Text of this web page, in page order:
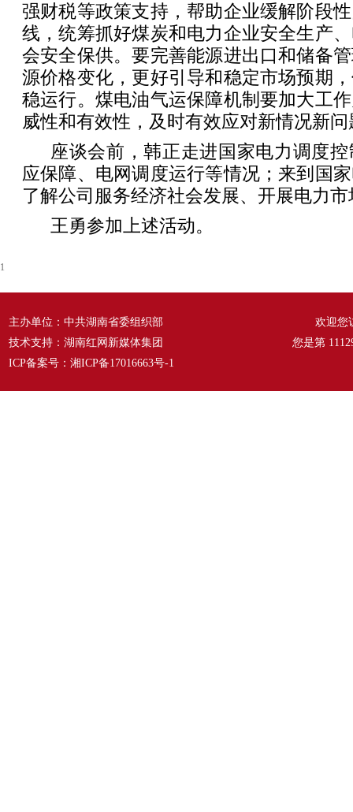
强财税等政策支持，帮助企业缓解阶段
线，统筹抓好煤炭和电力企业安全生产
会安全保供。要完善能源进出口和储备
源价格变化，更好引导和稳定市场预期
稳运行。煤电油气运保障机制要加大工
威性和有效性，及时有效应对新情况新问
座谈会前，韩正走进国家电力调度
应保障、电网调度运行等情况；来到国
了解公司服务经济社会发展、开展电力
王勇参加上述活动。
1
主办单位：中共湖南省委组织部
技术支持：湖南红网新媒体集团
ICP备案号： 湘ICP备17016663号-1
欢迎您
您是第